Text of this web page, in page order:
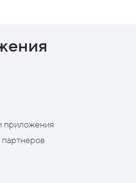
приложения